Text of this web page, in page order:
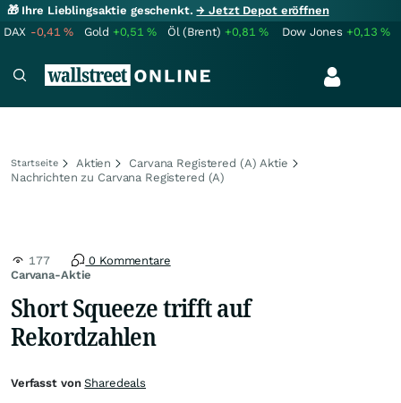
🎁 Ihre Lieblingsaktie geschenkt.→ Jetzt Depot eröffnen
DAX -0,41% Gold +0,51% Öl (Brent) +0,81% Dow Jones +0,13%
Startseite Aktien
Carvana Registered (A) Aktie
Nachrichten zu Carvana Registered (A)
Carvana-Aktie
177 0 Kommentare
Short Squeeze trifft auf
Rekordzahlen
Verfasst vonSharedeals